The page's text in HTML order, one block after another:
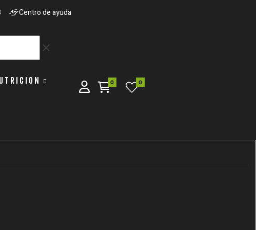
Centro de ayuda
clear
0 0